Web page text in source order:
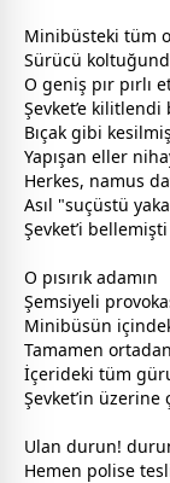
Minibüsteki tüm
Sürücü
O geniş pır pırlı
Şevket’e
Bıçak gibi
Yapışan eller
Herkes, namus
Asıl "suçüstü
Şevket’i
O pısırık adamın
Şemsiyeli
Minibüsün
Tamamen
İçerideki tüm
Şevket’in üzerine
Ulan durun!
Hemen polise